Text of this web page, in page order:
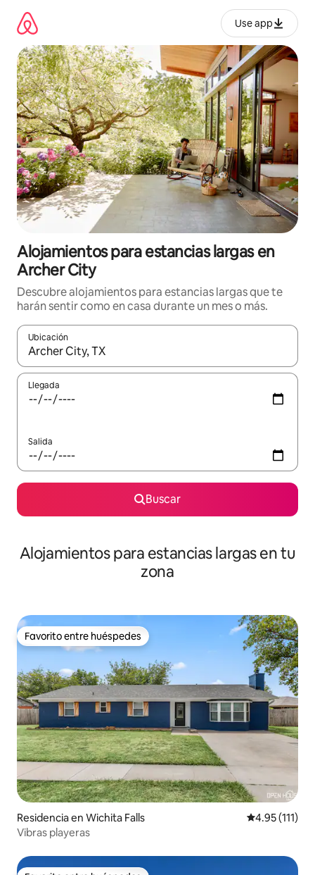
contenido
Use app
Alojamientos para estancias largas en
Archer City
Descubre alojamientos para estancias largas que te
harán sentir como en casa durante un mes o más.
Ubicación
Cuando los resultados estén disponibles, podrás navegar
Llegada
Salida
Buscar
Alojamientos para estancias largas en tu
zona
Favorito entre huéspedes
Favorito entre huéspedes
Residencia en Wichita Falls Calificación
4.95 (111)
Vibras playeras